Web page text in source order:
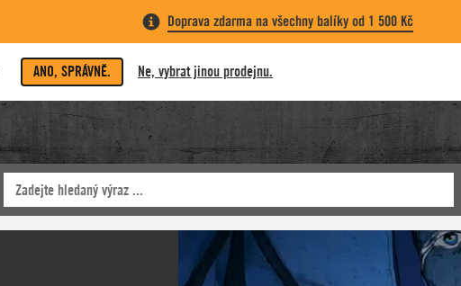
Doprava zdarma na všechny balíky od 1 500 Kč
ANO, SPRÁVNĚ. Ne, vybrat jinou prodejnu.